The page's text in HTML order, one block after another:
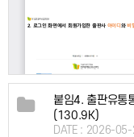
붙임4. 출판유통
(130.9K)
DATE : 2026-